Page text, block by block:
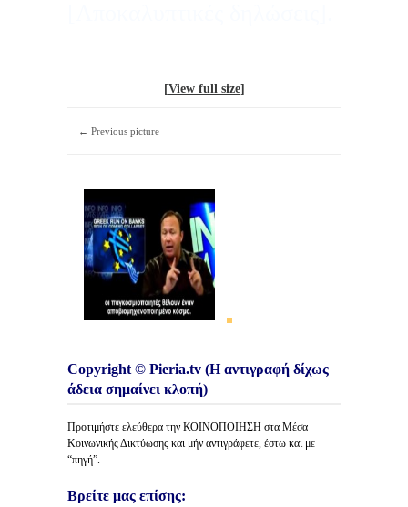
[View full size]
← Previous picture
Copyright © Pieria.tv (Η αντιγραφή δίχως
άδεια σημαίνει κλοπή)
Προτιμήστε ελεύθερα την ΚΟΙΝΟΠΟΙΗΣΗ στα Μέσα
Κοινωνικής Δικτύωσης και μήν αντιγράφετε, έστω και με
“πηγή”.
Βρείτε μας επίσης: